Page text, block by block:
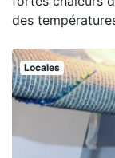
des
Locales